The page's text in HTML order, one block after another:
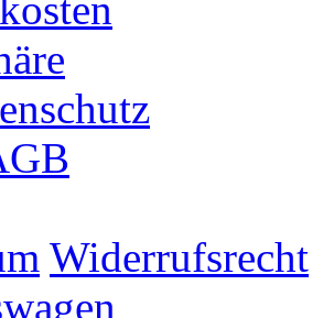
Widerrufsrecht